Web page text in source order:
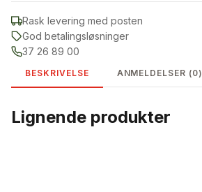
Rask levering med posten
God betalingsløsninger
37 26 89 00
BESKRIVELSE ANMELDELSER (0)
Lignende produkter